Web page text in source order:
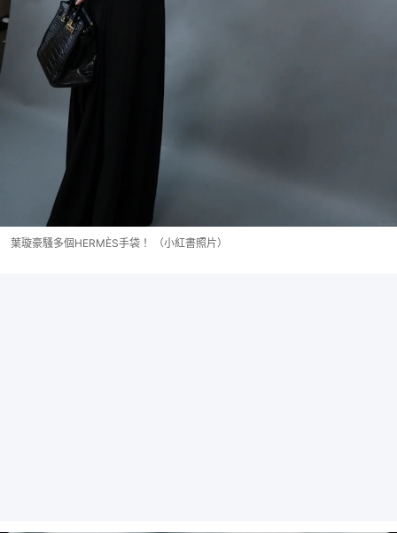
葉璇豪騷多個HERMÈS手袋！ （小紅書照片）